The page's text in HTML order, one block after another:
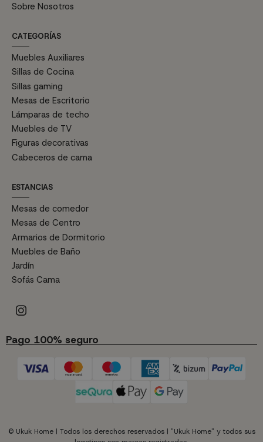
Sobre Nosotros
CATEGORÍAS
Muebles Auxiliares
Sillas de Cocina
Sillas gaming
Mesas de Escritorio
Lámparas de techo
Muebles de TV
Figuras decorativas
Cabeceros de cama
ESTANCIAS
Mesas de comedor
Mesas de Centro
Armarios de Dormitorio
Muebles de Baño
Jardín
Sofás Cama
Pago 100% seguro
© Ukuk Home | Todos los derechos reservados | "Ukuk Home" y todos sus